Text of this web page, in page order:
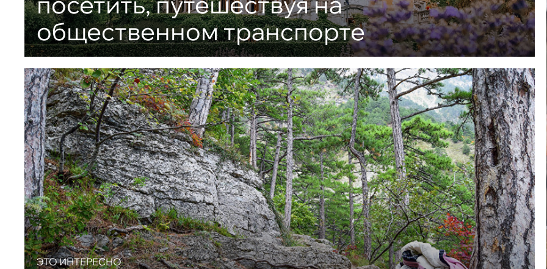
общественном транспорте
ЭТО ИНТЕРЕСНО